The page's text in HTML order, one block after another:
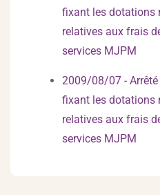
fixant les dotations
relatives aux frais
services MJPM
2009/08/07 -
fixant les dotations
relatives aux frais
services MJPM